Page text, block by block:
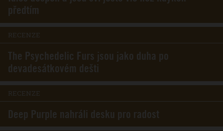
předtím
RECENZE
The Psychedelic Furs jsou jako duha po
devadesátkovém dešti
RECENZE
Deep Purple nahráli desku pro radost